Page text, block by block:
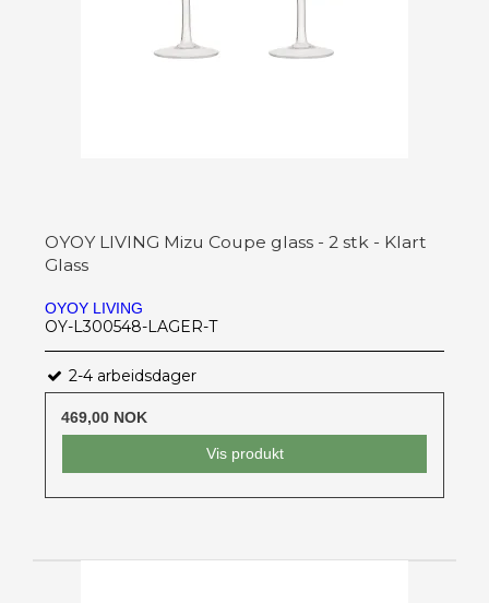
OYOY LIVING Mizu Coupe glass - 2 stk - Klart
Glass
OYOY LIVING
OY-L300548-LAGER-T
2-4 arbeidsdager
469,00 NOK
Vis produkt